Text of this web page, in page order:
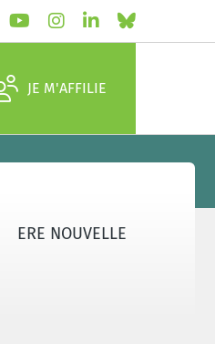
JE M'AFFILIE
ERE NOUVELLE